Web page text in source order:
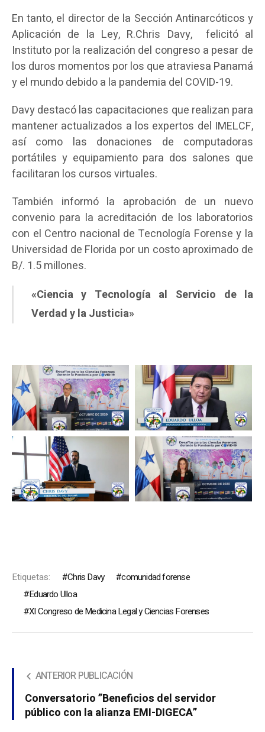
En tanto, el director de la Sección Antinarcóticos y
Aplicación de la Ley, R.Chris Davy, felicitó al
Instituto por la realización del congreso a pesar de
los duros momentos por los que atraviesa Panamá
y el mundo debido a la pandemia del COVID-19.
Davy destacó las capacitaciones que realizan para
mantener actualizados a los expertos del IMELCF,
así como las donaciones de computadoras
portátiles y equipamiento para dos salones que
facilitaran los cursos virtuales.
También informó la aprobación de un nuevo
convenio para la acreditación de los laboratorios
con el Centro nacional de Tecnología Forense y la
Universidad de Florida por un costo aproximado de
B/. 1.5 millones.
«Ciencia y Tecnología al Servicio de la
Verdad y la Justicia»
Etiquetas: Chris Davy
comunidad forense
Eduardo Ulloa
XI Congreso de Medicina Legal y Ciencias Forenses
ANTERIOR PUBLICACIÓN
Conversatorio ”Beneficios del servidor
público con la alianza EMI-DIGECA”